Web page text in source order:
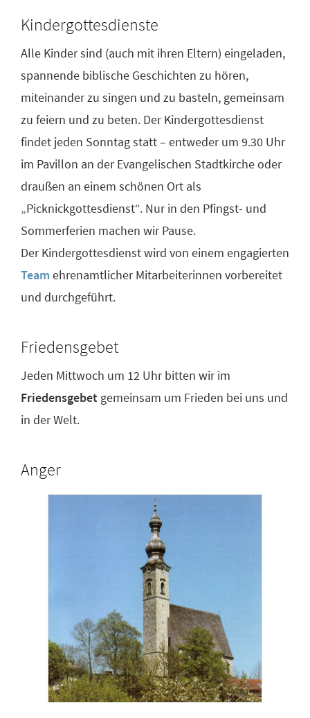
Kindergottesdienste
Alle Kinder sind (auch mit ihren Eltern) eingeladen,
spannende biblische Geschichten zu hören,
miteinander zu singen und zu basteln, gemeinsam
zu feiern und zu beten. Der Kindergottesdienst
findet jeden Sonntag statt – entweder um 9.30 Uhr
im Pavillon an der Evangelischen Stadtkirche oder
draußen an einem schönen Ort als
„Picknickgottesdienst“. Nur in den Pfingst- und
Sommerferien machen wir Pause.
Der Kindergottesdienst wird von einem engagierten
Team ehrenamtlicher Mitarbeiterinnen vorbereitet
und durchgeführt.
Friedensgebet
Jeden Mittwoch um 12 Uhr bitten wir im
Friedensgebet gemeinsam um Frieden bei uns und
in der Welt.
Anger